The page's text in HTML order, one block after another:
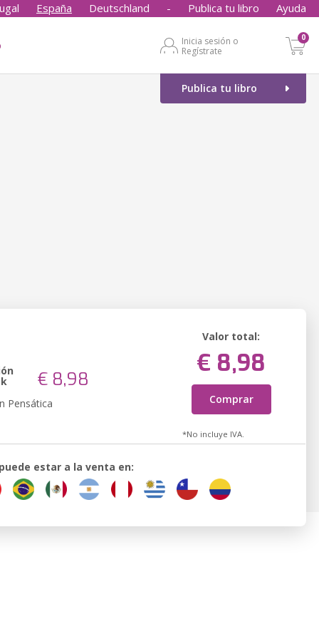
España Deutschland - Publica tu libro Ayuda
Inicia sesión o
Regístrate
0
Publica tu libro
€ 8,98
Pensática
Valor total:
€ 8,98
Comprar
*No incluye IVA.
estar a la venta en: